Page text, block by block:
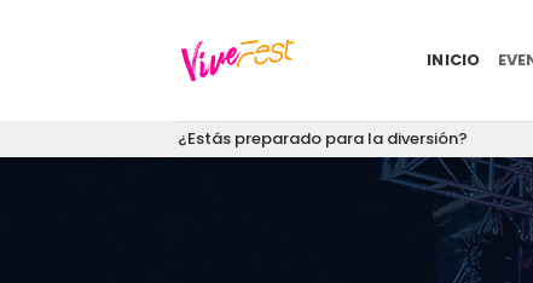
INICIO
¿Estás preparado para la diversión?